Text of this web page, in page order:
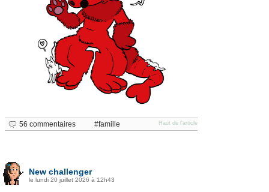
Haut de l'article
56 commentaires famille
New challenger
le lundi 20 juillet 2026 à 12h43